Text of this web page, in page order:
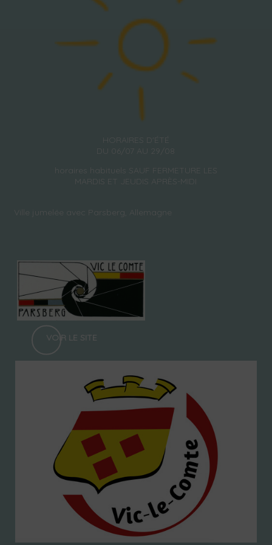
HORAIRES D'ÉTÉ
DU 06/07 AU 29/08
horaires habituels SAUF FERMETURE LES
MARDIS ET JEUDIS APRÈS-MIDI
Ville jumelée avec Parsberg, Allemagne
VOIR LE SITE